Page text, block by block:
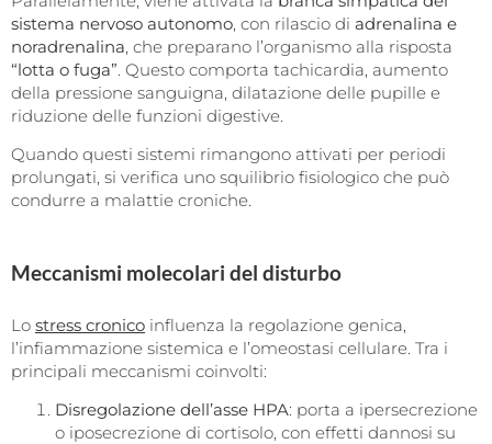
sistema nervoso autonomo, con rilascio di adrenalina e
noradrenalina, che preparano l’organismo alla risposta
“lotta o fuga”. Questo comporta tachicardia, aumento
della pressione sanguigna, dilatazione delle pupille e
riduzione delle funzioni digestive.
Quando questi sistemi rimangono attivati per periodi
prolungati, si verifica uno squilibrio fisiologico che può
condurre a malattie croniche.
Meccanismi molecolari del disturbo
Lo stress cronico influenza la regolazione genica,
l’infiammazione sistemica e l’omeostasi cellulare. Tra i
principali meccanismi coinvolti:
Disregolazione dell’asse HPA: porta a ipersecrezione
o iposecrezione di cortisolo, con effetti dannosi su